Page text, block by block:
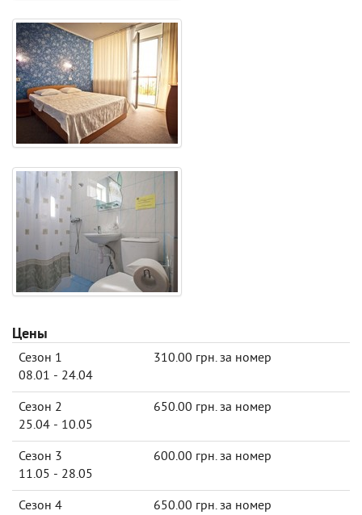
Цены
Сезон 1
08.01 - 24.04
310.00 грн. за номер
Сезон 2
25.04 - 10.05
650.00 грн. за номер
Сезон 3
11.05 - 28.05
600.00 грн. за номер
Сезон 4
650.00 грн. за номер